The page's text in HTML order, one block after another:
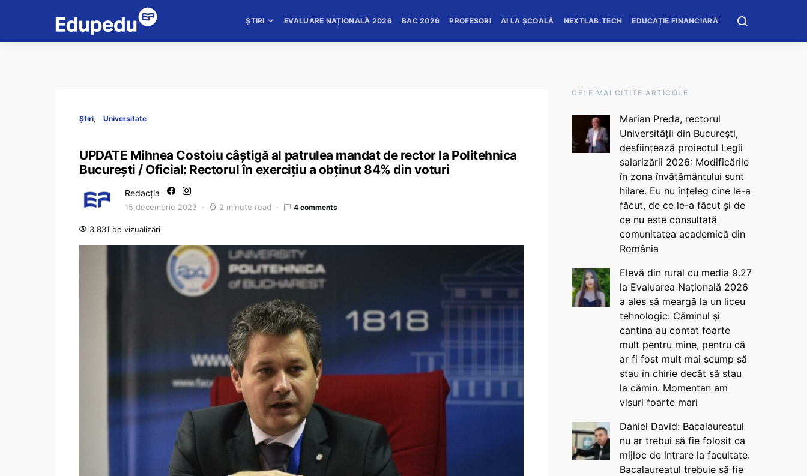
ȘTIRI EVALUARE NAȚIONALĂ 2026 BAC 2026 PROFESORI AI LA ȘCOALĂ NEXTLAB.TECH EDUCAȚIE FINANCIARĂ
Știri Universitate
UPDATE Mihnea Costoiu câștigă al patrulea mandat de rector la Politehnica
București / Oficial: Rectorul în exercițiu a obținut 84% din voturi
Redacția
15 decembrie 2023 2 minute read 4 comments
3.831 de vizualizări
CELE MAI CITITE ARTICOLE
Marian Preda, rectorul
Universității din București,
desființează proiectul Legii
salarizării 2026: Modificările
în zona învățământului sunt
hilare. Eu nu înțeleg cine le-a
făcut, de ce le-a făcut și de
ce nu este consultată
comunitatea academică din
România
Elevă din rural cu media 9.27
la Evaluarea Națională 2026
a ales să meargă la un liceu
tehnologic: Căminul și
cantina au contat foarte
mult pentru mine, pentru că
ar fi fost mult mai scump să
stau în chirie decât să stau
la cămin. Momentan am
visuri foarte mari
Daniel David: Bacalaureatul
nu ar trebui să fie folosit ca
mijloc de intrare la facultate.
Bacalaureatul trebuie să fie